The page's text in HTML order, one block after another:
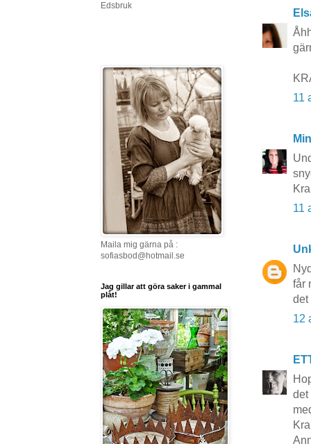
11
11
får
det
12
det
Edsbruk
Maila mig gärna på :
sofiasbod@hotmail.se
Jag gillar att göra saker i gammal
plåt!